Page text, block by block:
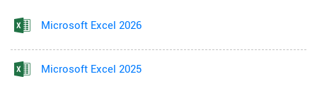
Microsoft Excel 2026
Microsoft Excel 2025